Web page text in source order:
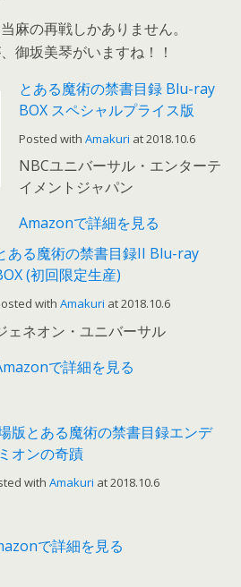
麻の再戦しかありません。
御坂美琴がいますね！！
とある魔術の禁書目録 Blu-ray
BOX スペシャルプライス版
Posted with Amakuri at 2018.10.6
NBCユニバーサル・エンターテ
イメントジャパン
Amazonで詳細を見る
ある魔術の禁書目録II Blu-ray
(初回限定生産)
with Amakuri at 2018.10.6
ェネオン・ユニバーサル
で詳細を見る
版とある魔術の禁書目録エンデ
オンの奇蹟
with Amakuri at 2018.10.6
で詳細を見る